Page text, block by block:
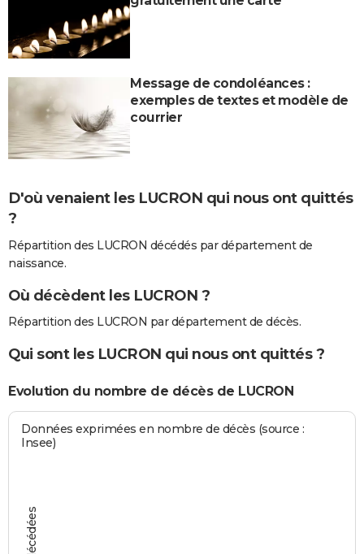
Message de condoléances :
exemples de textes et modèle de
courrier
D'où venaient les LUCRON qui nous ont quittés
?
Répartition des LUCRON décédés par département de
naissance.
Où décèdent les LUCRON ?
Répartition des LUCRON par département de décès.
Qui sont les LUCRON qui nous ont quittés ?
Evolution du nombre de décès de LUCRON
Données exprimées en nombre de décès (source :
Insee)